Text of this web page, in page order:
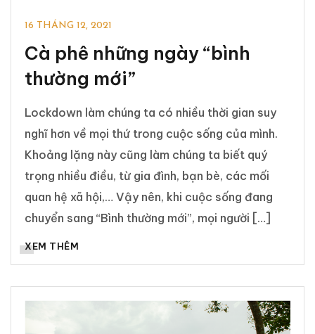
16 THÁNG 12, 2021
Cà phê những ngày “bình
thường mới”
Lockdown làm chúng ta có nhiều thời gian suy
nghĩ hơn về mọi thứ trong cuộc sống của mình.
Khoảng lặng này cũng làm chúng ta biết quý
trọng nhiều điều, từ gia đình, bạn bè, các mối
quan hệ xã hội,… Vậy nên, khi cuộc sống đang
chuyển sang “Bình thường mới”, mọi người […]
XEM THÊM